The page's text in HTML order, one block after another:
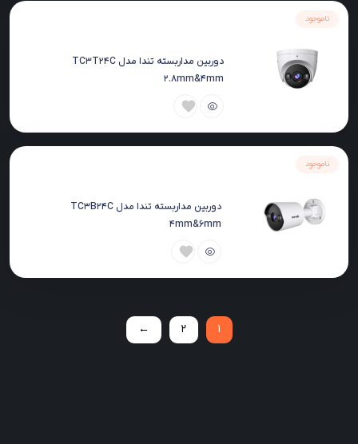
ناموجود
دوربین مداربسته تندا مدل TC3T24C
2.8mm&4mm
ناموجود
دوربین مداربسته تندا مدل TC3B24C
4mm&6mm
1
2
←